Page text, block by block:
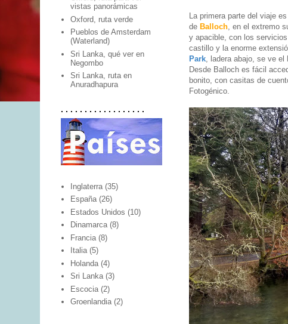
La primera parte del viaje es
de Balloch, en el extremo
y apacible, con los
castillo y la enorme
Park, ladera abajo, se ve el
Desde Balloch es fácil
bonito, con casitas de
Fotogénico.
vistas panorámicas
Oxford, ruta verde
Pueblos de Amsterdam
(Waterland)
Sri Lanka, qué ver en
Negombo
Sri Lanka, ruta en
Anuradhapura
. . . . . . . . . . . . . . . . . .
Inglaterra (35)
España (26)
Estados Unidos (10)
Dinamarca (8)
Francia (8)
Italia (5)
Holanda (4)
Sri Lanka (3)
Escocia (2)
Groenlandia (2)